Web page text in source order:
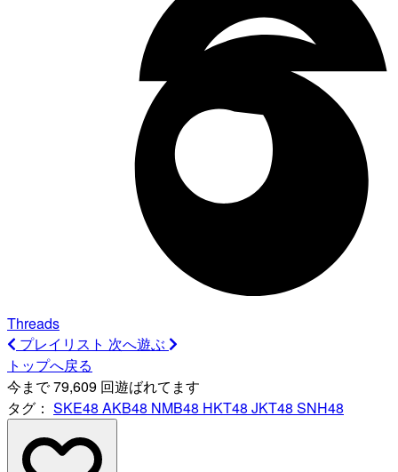
Threads
プレイリスト 次へ遊ぶ
トップへ戻る
今まで 79,609 回遊ばれてます
タグ： SKE48 AKB48 NMB48 HKT48 JKT48 SNH48